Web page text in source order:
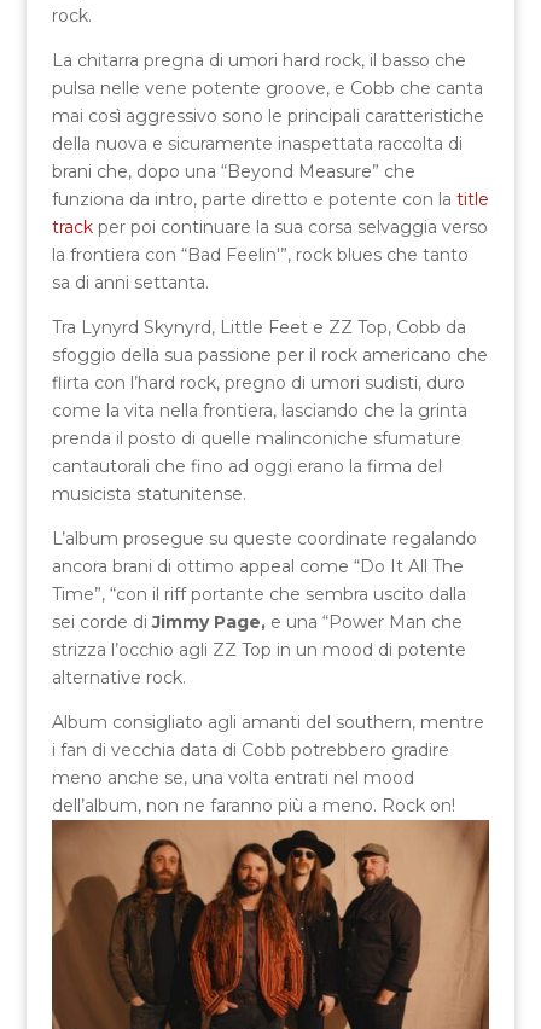
rock.
La chitarra pregna di umori hard rock, il basso che
pulsa nelle vene potente groove, e Cobb che canta
mai così aggressivo sono le principali caratteristiche
della nuova e sicuramente inaspettata raccolta di
brani che, dopo una “Beyond Measure” che
funziona da intro, parte diretto e potente con la title
trackper poi continuare la sua corsa selvaggia verso
la frontiera con “Bad Feelin'”, rock blues che tanto
sa di anni settanta.
Tra Lynyrd Skynyrd, Little Feet e ZZ Top, Cobb da
sfoggio della sua passione per il rock americano che
flirta con l’hard rock, pregno di umori sudisti, duro
come la vita nella frontiera, lasciando che la grinta
prenda il posto di quelle malinconiche sfumature
cantautorali che fino ad oggi erano la firma del
musicista statunitense.
L’album prosegue su queste coordinate regalando
ancora brani di ottimo appeal come “Do It All The
Time”, “con il riff portante che sembra uscito dalla
sei corde diJimmy Page,e una “Power Man che
strizza l’occhio agli ZZ Top in un mood di potente
alternative rock.
Album consigliato agli amanti del southern, mentre
i fan di vecchia data di Cobb potrebbero gradire
meno anche se, una volta entrati nel mood
dell’album, non ne faranno più a meno. Rock on!